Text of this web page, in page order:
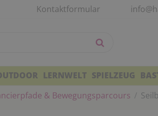
Kontaktformular
LERNWELT SPIELZEUG
& Bewegungsparcours